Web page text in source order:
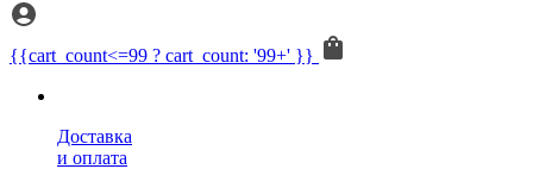
{{cart_count<=99 ? cart_count: '99+' }}
Доставка
и оплата